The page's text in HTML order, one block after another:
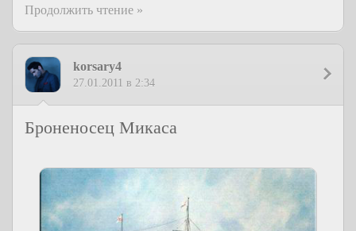
Продолжить чтение »
korsary4
27.01.2011 в 2:34
Броненосец Микаса